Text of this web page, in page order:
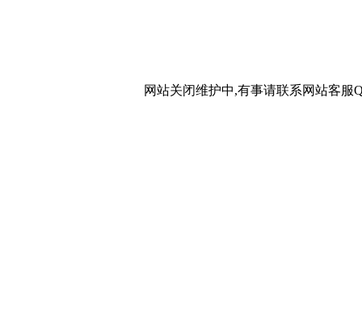
网站关闭维护中,有事请联系网站客服